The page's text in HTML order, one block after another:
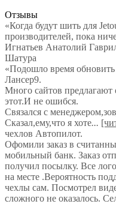
Отзывы
«Когда будут шить для
производителей, пока
Игнатьев Анатолий
Шатура
«Подошло время
Лансер9.
Много сайтов предлагают
этот.И не ошибся.
Связался с
Сказал,ему,что я хоте...
чехлов Автопилот.
Офомили заказ в
мобильный банк. Заказ
получил посылку. Все
на месте .Вероятность
чехлы сам. Посмотрел
сложного не оказалось.